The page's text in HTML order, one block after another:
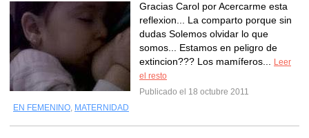
Gracias Carol por Acercarme esta
reflexion... La comparto porque sin
dudas Solemos olvidar lo que
somos... Estamos en peligro de
extincion??? Los mamíferos...
Leer
el resto
Publicado el 18 octubre 2011
EN FEMENINO, MATERNIDAD